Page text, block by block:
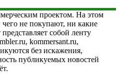
проектом. На этом
не покупают, ни какие
собой ленту
kommersant.ru,
без искажения,
публикуемых новостей